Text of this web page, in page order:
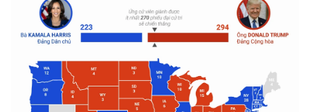
BẠN ĐỌC
KIỂM CHỨNG THÔNG TIN
TRI THỨC CHUYÊN SÂU
54 DÂN TỘC VIỆT NAM